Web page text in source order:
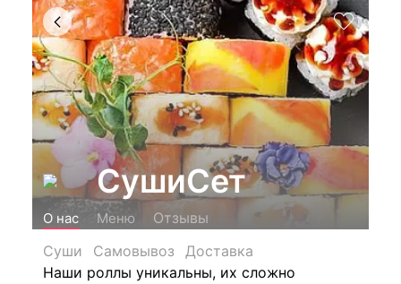
СушиСет
О нас Меню
Отзывы
Суши
Самовывоз
Доставка
Наши роллы уникальны, их сложно